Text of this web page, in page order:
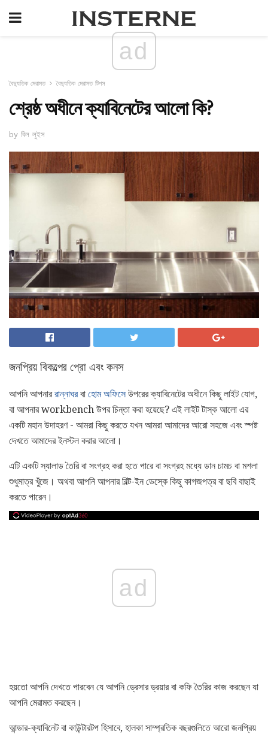
ad
বৈদ্যুতিক মেরামত বৈদ্যুতিক মেরামত টিপস
শ্রেষ্ঠ অধীনে ক্যাবিনেটের আলো কি?
by বিল লুইস
জনপ্রিয় বিকল্পের প্রো এবং কনস
আপনি আপনাররান্নাঘরবা হোম অফিসেউপরের ক্যাবিনেটের অধীনে কিছু লাইট যোগ,
বা আপনার workbench উপর চিন্তা করা হয়েছে? এই লাইট টাস্ক আলো এর
একটি মহান উদাহরণ - আমরা কিছু করতে যখন আমরা আমাদের আরো সহজে এবং স্পষ্ট
দেখতে আমাদের ইনস্টল করার আলো।
এটি একটি স্যালাড তৈরি বা সংগ্রহ করা হতে পারে বা সংগ্রহ মধ্যে ডান চামচ বা মশলা
শুধুমাত্র খুঁজে। অথবা আপনি আপনার বিল্ট-ইন ডেস্কে কিছু কাগজপত্র বা ছবি বাছাই
করতে পারেন।
ad
হয়তো আপনি দেখতে পারবেন যে আপনি ড্রেসার ড্রয়ার বা কফি তৈরির কাজ করছেন যা
আপনি মেরামত করছেন।
আন্ডার-ক্যাবিনেট বা কাউন্টারটপ হিসাবে, হালকা সাম্প্রতিক বছরগুলিতে আরো জনপ্রিয়